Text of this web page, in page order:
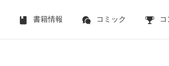
書籍情報 コミック コ